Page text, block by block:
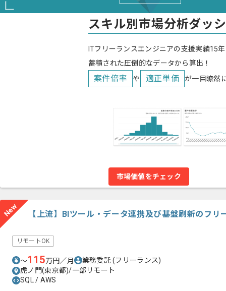
スキル別市場分析ダッ
ITフリーランスエンジニアの支援実績15
蓄積された圧倒的なデータから算出！
案件倍率 や 適正単価 が一目瞭然
市場価値をチェック
New 【上流】BIツール・データ連携及び基盤刷新のフリ
リモートOK
〜115万円／月 業務委託(フリーランス)
虎ノ門(東京都)/一部リモート
SQL / AWS